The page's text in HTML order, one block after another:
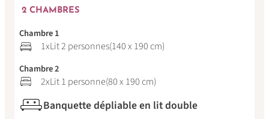
2 CHAMBRES
Chambre 1
1xLit 2 personnes(140 x 190 cm)
Chambre 2
2xLit 1 personne(80 x 190 cm)
Banquette dépliable en lit double